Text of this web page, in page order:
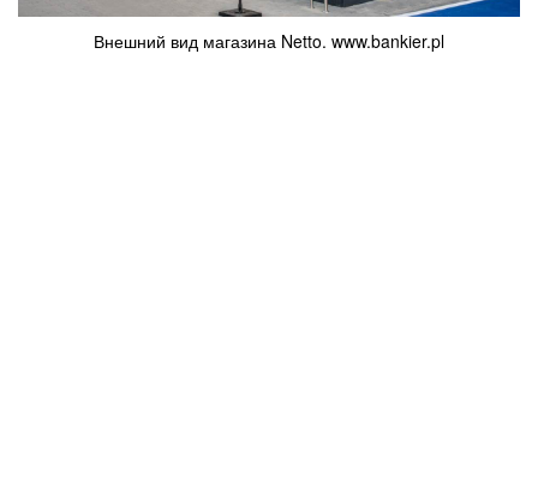
Внешний вид магазина Netto. www.bankier.pl